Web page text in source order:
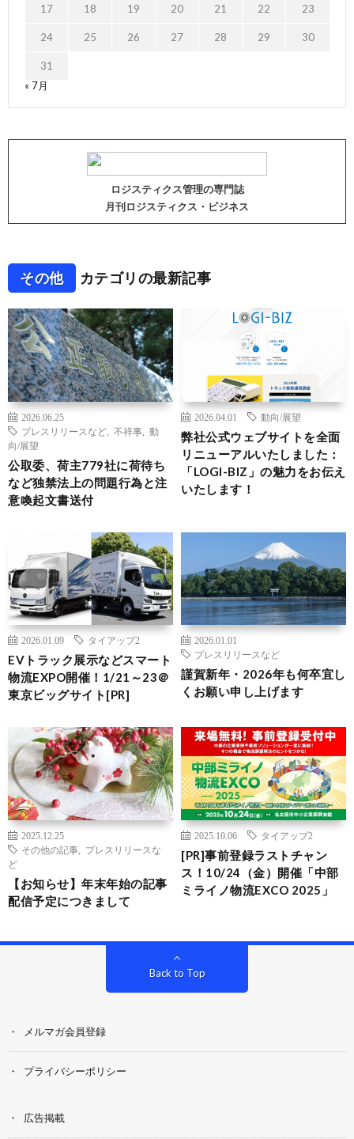
17 18 19 20 21 22 23
24 25 26 27 28 29 30
31
« 7月
ロジスティクス管理の専門誌
月刊ロジスティクス・ビジネス
その他 カテゴリの最新記事
2026.06.25
プレスリリースなど
不祥事
動
向/展望
公取委、荷主779社に荷待ち
など独禁法上の問題行為と注
意喚起文書送付
2026.04.01 動向/展望
弊社公式ウェブサイトを全面
リニューアルいたしました：
「LOGI-BIZ」の魅力をお伝え
いたします！
2026.01.09 タイアップ2
EVトラック展示などスマート
物流EXPO開催！1/21～23＠
東京ビッグサイト[PR]
2026.01.01
プレスリリースなど
謹賀新年・2026年も何卒宜し
くお願い申し上げます
2025.12.25
その他の記事
プレスリリースな
ど
【お知らせ】年末年始の記事
配信予定につきまして
2025.10.06 タイアップ2
[PR]事前登録ラストチャン
ス！10/24（金）開催「中部
ミライノ物流EXCO 2025」
Back to Top
メルマガ会員登録
プライバシーポリシー
広告掲載